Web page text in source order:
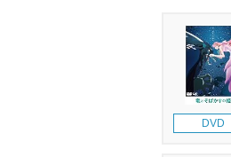
DVD